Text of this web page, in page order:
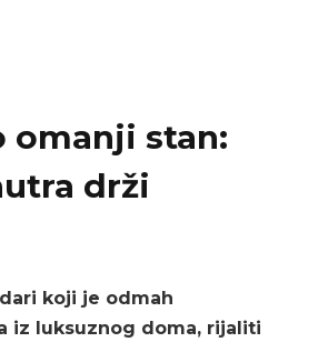
omanji stan:
drži
koji je odmah
iz luksuznog doma, rijaliti